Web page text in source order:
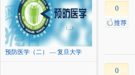
预防医学（二） — 复旦大学
0
0